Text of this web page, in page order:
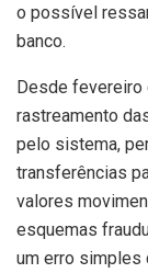
o possível
banco.
Desde fevereiro
rastreamento
pelo sistema,
transferências
valores
esquemas
um erro simples